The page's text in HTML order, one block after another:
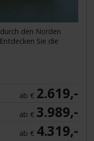
den Norden
Sie die
ab € 2.619,-
ab €3.989,-
ab € 4.319,-